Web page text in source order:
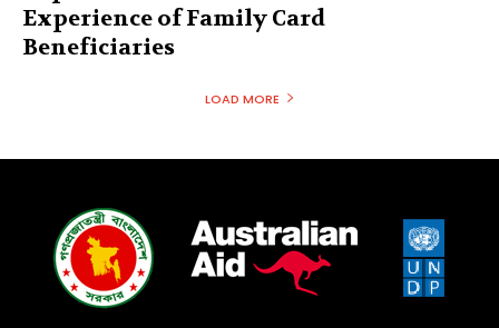
Experience of Family Card
Beneficiaries
LOAD MORE